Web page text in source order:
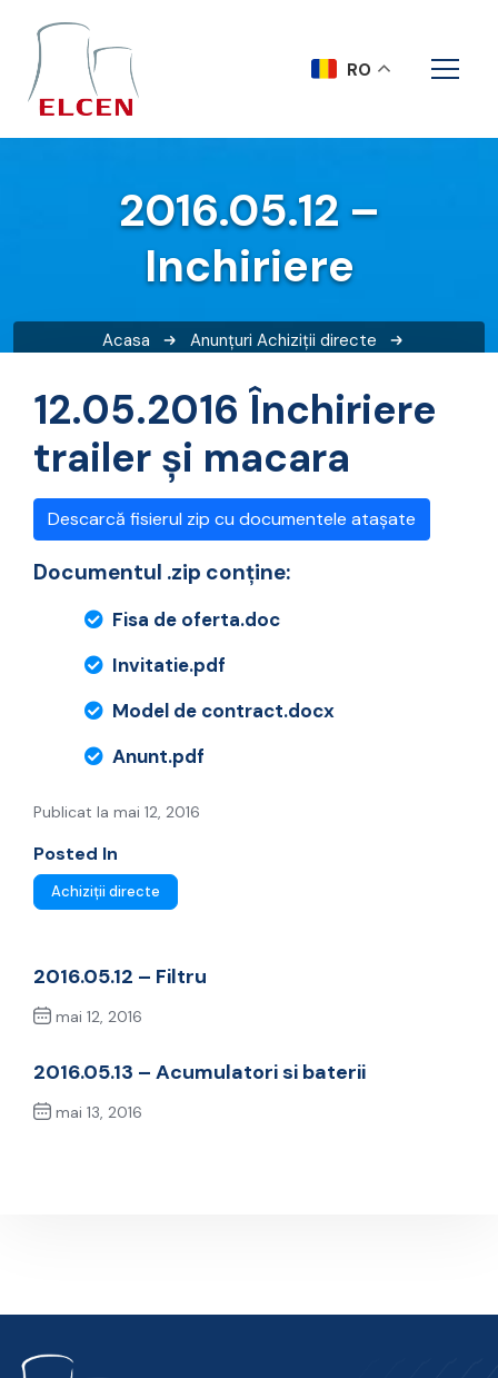
2016.05.12 –
Inchiriere
Acasa Anunțuri Achiziții directe
12.05.2016 Închiriere
trailer și macara
Descarcă fisierul zip cu documentele atașate
Documentul .zip conține:
Fisa de oferta.doc
Invitatie.pdf
Model de contract.docx
Anunt.pdf
Publicat la mai 12, 2016
Posted In
Achiziții directe
2016.05.12 – Filtru
mai 12, 2016
2016.05.13 – Acumulatori si baterii
mai 13, 2016
RO